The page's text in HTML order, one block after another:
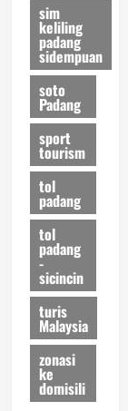
sim
keliling
padang
sidempuan
soto
Padang
sport
tourism
tol
padang
tol
padang
-
sicincin
turis
Malaysia
zonasi
ke
domisili